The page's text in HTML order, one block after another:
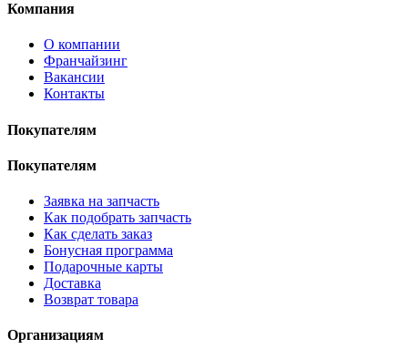
Компания
О компании
Франчайзинг
Вакансии
Контакты
Покупателям
Покупателям
Заявка на запчасть
Как подобрать запчасть
Как сделать заказ
Бонусная программа
Подарочные карты
Доставка
Возврат товара
Организациям